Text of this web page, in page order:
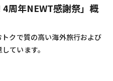
周年NEWT感謝祭」概
クで質の高い海外旅行および
ています。